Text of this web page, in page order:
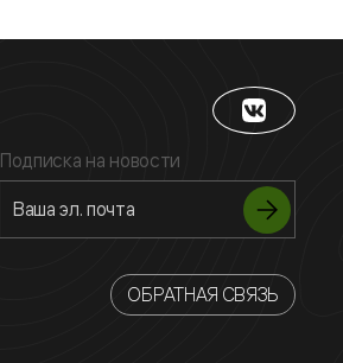
Подписка на новости
ОБРАТНАЯ СВЯЗЬ